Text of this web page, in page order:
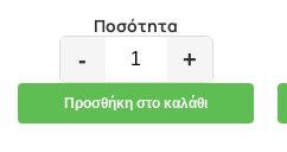
Ποσότητα
- +
Προσθήκη στο καλάθι